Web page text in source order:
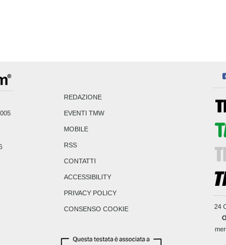
REDAZIONE
EVENTI TMW
MOBILE
RSS
CONTATTI
ACCESSIBILITY
PRIVACY POLICY
CONSENSO COOKIE 24